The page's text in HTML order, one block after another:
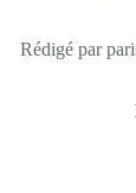
Rédigé par